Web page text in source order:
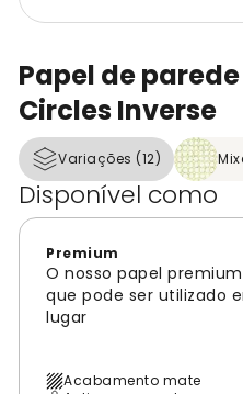
Papel de
Circles Inverse
Variações (12)
Disponível como
Premium
O nosso papel
que pode ser utilizado
lugar
Acabamento mate